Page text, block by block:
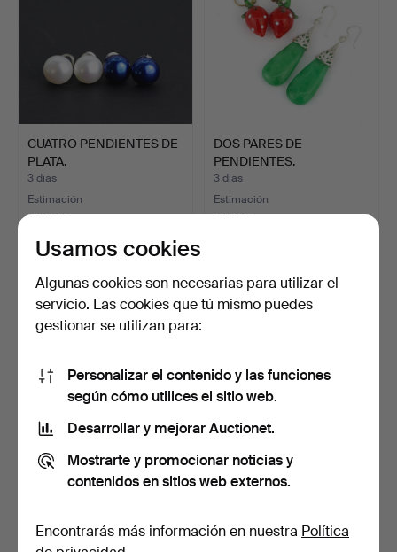
CUATRO PENDIENTES DE
PLATA.
3 días
Estimación
41 USD
DOS PARES DE
PENDIENTES.
3 días
Estimación
41 USD
PENDIENTES DE BOTÓN
DE ORO DE 18K CON
Y DIAMANTES.
3 días
Usamos cookies
Algunas cookies son necesarias para utilizar el
servicio. Las cookies que tú mismo puedes
gestionar se utilizan para:
Personalizar el contenido y las funciones
según cómo utilices el sitio web.
Desarrollar y mejorar Auctionet.
Mostrarte y promocionar noticias y
contenidos en sitios web externos.
Encontrarás más información en nuestra Política